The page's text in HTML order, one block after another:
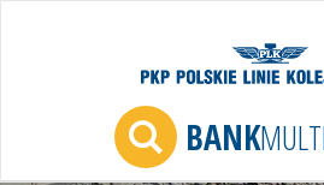
BANK